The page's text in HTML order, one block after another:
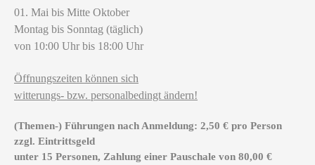
01. Mai bis Mitte Oktober
Montag bis Sonntag (täglich)
von 10:00 Uhr bis 18:00 Uhr
Öffnungszeiten können sich
witterungs- bzw. personalbedingt ändern!
(Themen-) Führungen nach Anmeldung: 2,50 € pro Person
zzgl. Eintrittsgeld
unter 15 Personen, Zahlung einer Pauschale von 80,00 €